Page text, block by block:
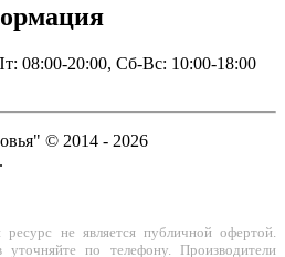
08:00-20:00, Сб-Вс: 10:00-18:00
© 2014 - 2026
не является публичной офертой.
по телефону. Производители